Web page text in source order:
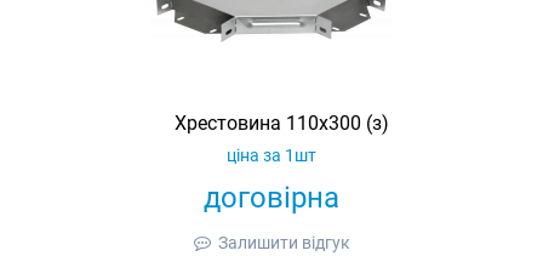
Хрестовина 110х300 (з)
договірна
ціна за 1шт
Залишити відгук